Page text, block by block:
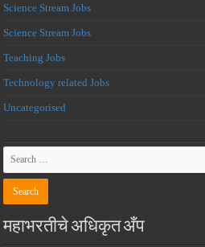
Science Stream Jobs
Science Stream Jobs
Teaching Jobs
Technology related Jobs
Uncategorised
महाभरतीचे अधिकृत अँप